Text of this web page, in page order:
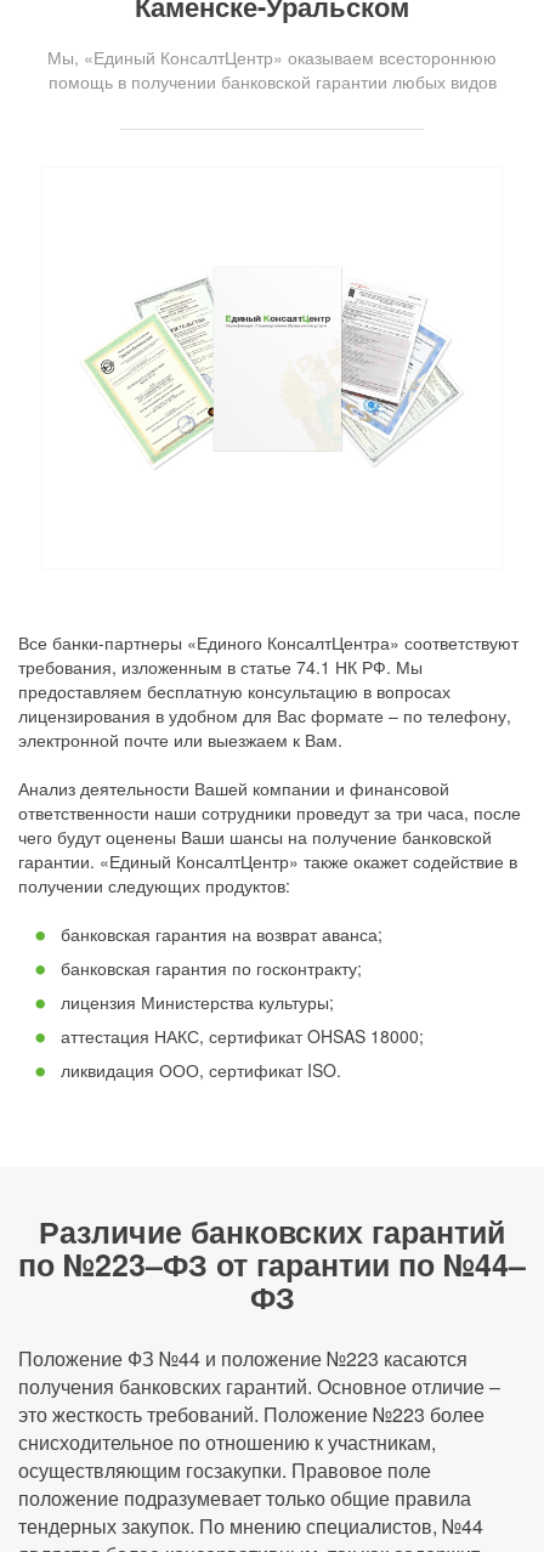
Мы, «Единый КонсалтЦентр» оказываем всестороннюю
помощь в получении банковской гарантии любых видов
Все банки-партнеры «Единого КонсалтЦентра» соответствуют
требования, изложенным в статье 74.1 НК РФ. Мы
предоставляем бесплатную консультацию в вопросах
лицензирования в удобном для Вас формате – по телефону,
электронной почте или выезжаем к Вам.
Анализ деятельности Вашей компании и финансовой
ответственности наши сотрудники проведут за три часа, после
чего будут оценены Ваши шансы на получение банковской
гарантии. «Единый КонсалтЦентр» также окажет содействие в
получении следующих продуктов:
банковская гарантия на возврат аванса;
банковская гарантия по госконтракту;
лицензия Министерства культуры;
аттестация НАКС, сертификат OHSAS 18000;
ликвидация ООО, сертификат ISO.
Различие банковских гарантий
по №223–ФЗ от гарантии по №44–
ФЗ
Положение ФЗ №44 и положение №223 касаются
получения банковских гарантий. Основное отличие –
это жесткость требований. Положение №223 более
снисходительное по отношению к участникам,
осуществляющим госзакупки. Правовое поле
положение подразумевает только общие правила
тендерных закупок. По мнению специалистов, №44